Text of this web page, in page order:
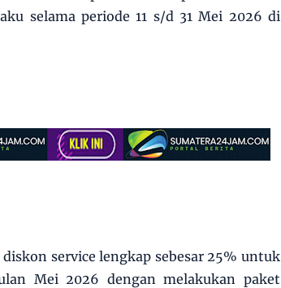
selama periode 11 s/d 31 Mei 2026 di
service lengkap sebesar 25% untuk
Mei 2026 dengan melakukan paket